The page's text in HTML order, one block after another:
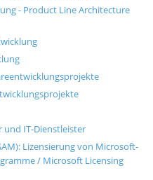
- Product Line Architecture
und IT-Dienstleister
Lizensierung von Microsoft-
/ Microsoft Licensing